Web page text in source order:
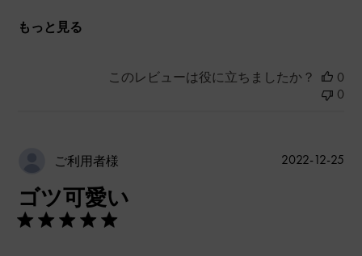
もっと見る
このレビューは役に立ちましたか？
0
0
ご利用者様
ゴツ可愛い
公
2022-12-25